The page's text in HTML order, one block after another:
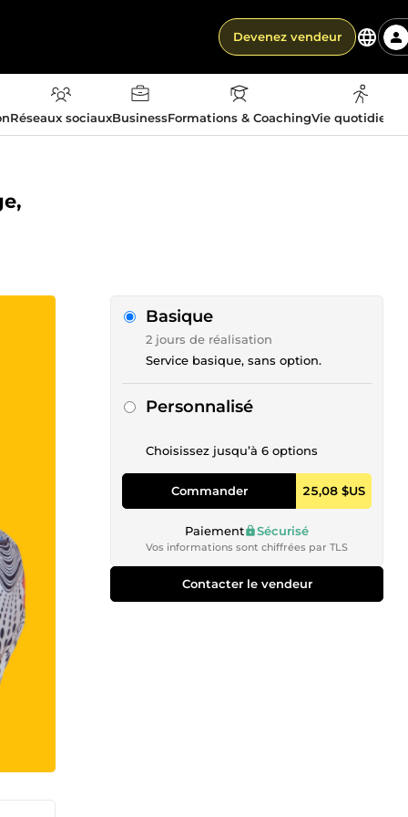
Devenez vendeur
Réseaux sociauxBusinessFormations & CoachingVie
Basique
2 jours de réalisation
Service basique, sans option.
Personnalisé
Choisissez jusqu’à 6 options
Commander 25,08 $US
Paiement Sécurisé
Vos informations sont chiffrées par TLS
Contacter le vendeur